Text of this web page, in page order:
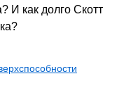
И как долго Скотт